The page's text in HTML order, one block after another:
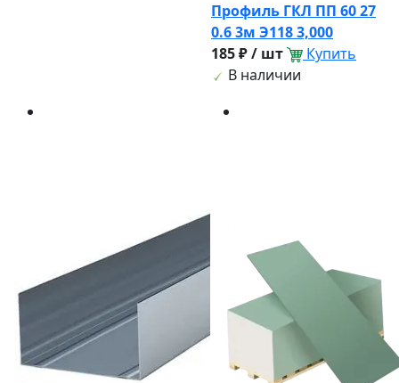
Профиль ГКЛ ПП 60 27
0.6 3м Э118 3,000
185 ₽ / шт
Купить
В наличии